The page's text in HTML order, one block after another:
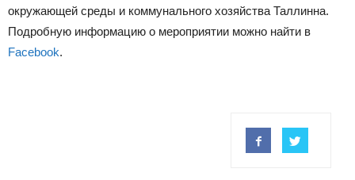
окружающей среды и коммунального хозяйства Таллинна.
Подробную информацию о мероприятии можно найти в
Facebook.